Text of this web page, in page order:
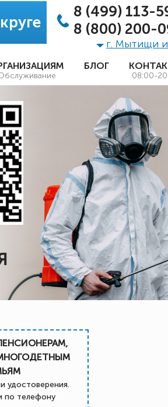
8 (499) 113-
8 (800) 200-
г. Мытищи и
БЛОГ
08:00-
удостоверения.
по телефону